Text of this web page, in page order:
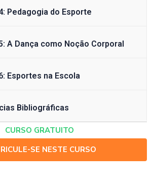
Pedagogia do Esporte
A Dança como Noção Corporal
Esportes na Escola
Bibliográficas
CURSO GRATUITO
SE NESTE CURSO